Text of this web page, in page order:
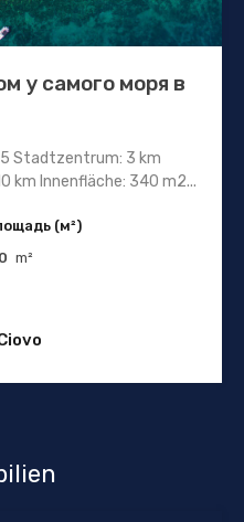
у самого моря в
Stadtzentrum: 3 km
km Innenfläche: 340 m2...
(м²)
m²